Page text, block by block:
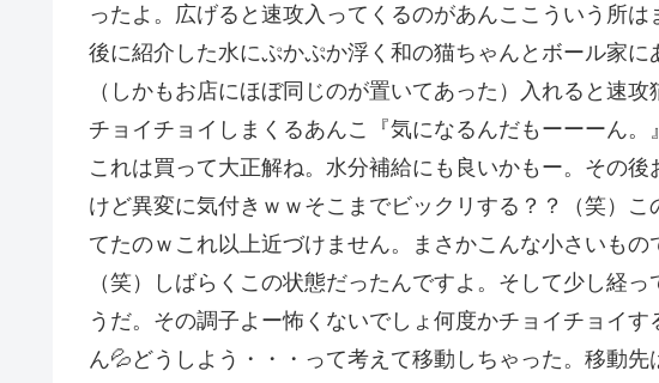
ったよ。広げると速攻入ってくるのがあんここういう所
後に紹介した水にぷかぷか浮く和の猫ちゃんとボール家に
（しかもお店にほぼ同じのが置いてあった）入れると速
チョイチョイしまくるあんこ『気になるんだもーーーん。
これは買って大正解ね。水分補給にも良いかもー。その
けど異変に気付きｗｗそこまでビックリする？？（笑）
てたのｗこれ以上近づけません。まさかこんな小さいも
（笑）しばらくこの状態だったんですよ。そして少し経
うだ。その調子よー怖くないでしょ何度かチョイチョイ
ん💦どうしよう・・・って考えて移動しちゃった。移動